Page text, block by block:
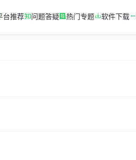
台推荐 问题答疑 热门专题 软件下载